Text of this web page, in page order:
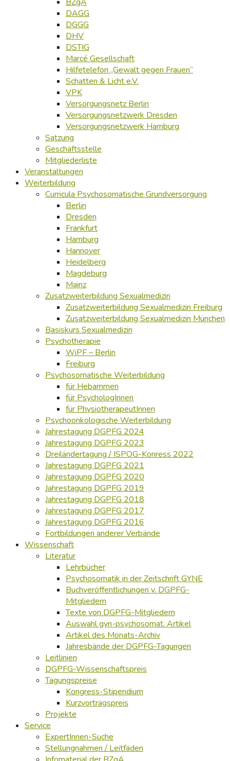
DAGG
DGGG
DHV
DSTIG
Marcé Gesellschaft
Hilfetelefon „Gewalt gegen Frauen“
Schatten & Licht e.V.
VPK
Versorgungsnetz Berlin
Versorgungsnetzwerk Dresden
Versorgungsnetzwerk Hamburg
Satzung
Geschäftsstelle
Mitgliederliste
Veranstaltungen
Weiterbildung
Curricula Psychosomatische Grundversorgung
Berlin
Dresden
Frankfurt
Hamburg
Hannover
Heidelberg
Magdeburg
Mainz
Zusatzweiterbildung Sexualmedizin
Zusatzweiterbildung Sexualmedizin Freiburg
Zusatzweiterbildung Sexualmedizin München
Basiskurs Sexualmedizin
Psychotherapie
WiPF – Berlin
Freiburg
Psychosomatische Weiterbildung
für Hebammen
für PsychologInnen
für PhysiotherapeutInnen
Psychoonkologische Weiterbildung
Jahrestagung DGPFG 2024
Jahrestagung DGPFG 2023
Dreiländertagung / ISPOG-Konress 2022
Jahrestagung DGPFG 2021
Jahrestagung DGPFG 2020
Jahrestagung DGPFG 2019
Jahrestagung DGPFG 2018
Jahrestagung DGPFG 2017
Jahrestagung DGPFG 2016
Fortbildungen anderer Verbände
Wissenschaft
Literatur
Lehrbücher
Psychosomatik in der Zeitschrift GYNE
Buchveröffentlichungen v. DGPFG-
Mitgliedern
Texte von DGPFG-Mitgliedern
Auswahl gyn-psychosomat. Artikel
Artikel des Monats-Archiv
Jahresbände der DGPFG-Tagungen
Leitlinien
DGPFG-Wissenschaftspreis
Tagungspreise
Kongress-Stipendium
Kurzvortragspreis
Projekte
Service
ExpertInnen-Suche
Stellungnahmen / Leitfäden